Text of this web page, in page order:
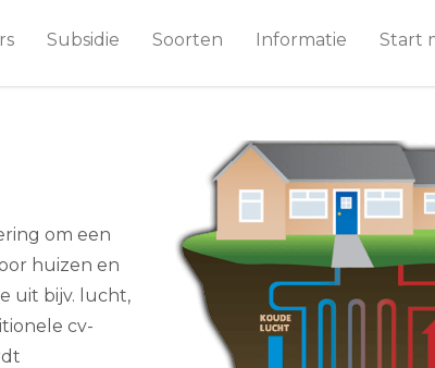
Subsidie Soorten Informatie Start
om een
huizen en
uit bijv. lucht,
cv-